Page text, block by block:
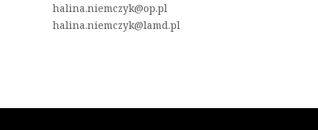
halina.niemczyk@op.pl
halina.niemczyk@lamd.pl